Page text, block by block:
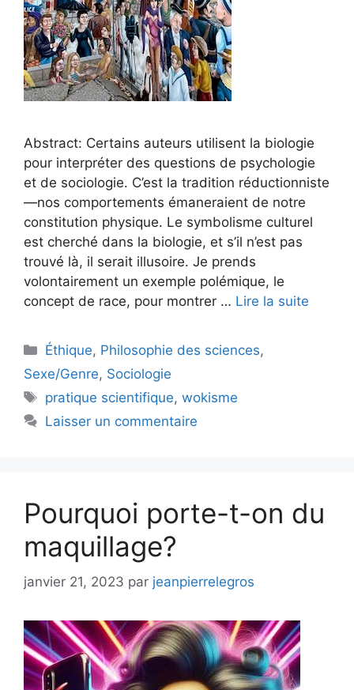
Abstract: Certains auteurs utilisent la biologie
pour interpréter des questions de psychologie
et de sociologie. C’est la tradition réductionniste
—nos comportements émaneraient de notre
constitution physique. Le symbolisme culturel
est cherché dans la biologie, et s’il n’est pas
trouvé là, il serait illusoire. Je prends
volontairement un exemple polémique, le
concept de race, pour montrer … Lire la suite
Catégories
Éthique, Philosophie des sciences,
Sexe/Genre, Sociologie
Étiquettes
pratique scientifique,wokisme
Laisser un commentaire
Pourquoi porte-t-on du
maquillage?
janvier 21, 2023 par jeanpierrelegros